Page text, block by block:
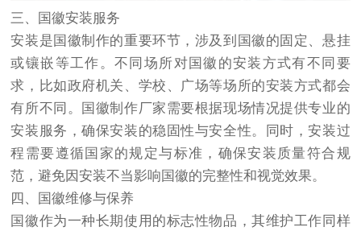
三、国徽安装服务
安装是国徽制作的重要环节，涉及到国徽的固定、悬挂
或镶嵌等工作。不同场所对国徽的安装方式有不同要
求，比如政府机关、学校、广场等场所的安装方式都会
有所不同。国徽制作厂家需要根据现场情况提供专业的
安装服务，确保安装的稳固性与安全性。同时，安装过
程需要遵循国家的规定与标准，确保安装质量符合规
范，避免因安装不当影响国徽的完整性和视觉效果。
四、国徽维修与保养
国徽作为一种长期使用的标志性物品，其维护工作同样